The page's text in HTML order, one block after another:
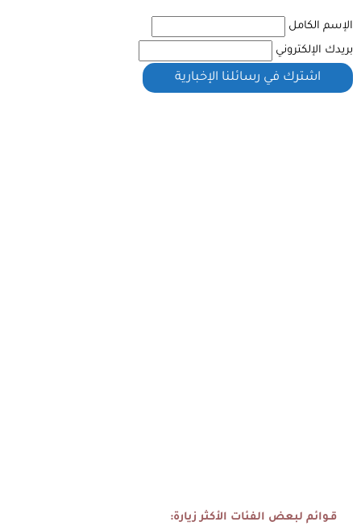
الإسم الكامل
بريدك الإلكتروني
قـوائم لبعض الفئات الأكثر زيارة: